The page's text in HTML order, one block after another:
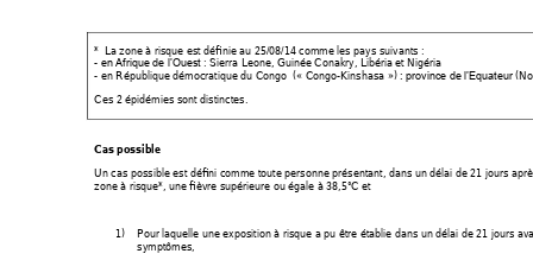
*  La zone à risque est définie au 25/08/14 comme les pays suivants :
- en Afrique de l’Ouest : Sierra Leone, Guinée Conakry, Libéria et Nigéria
- en République démocratique du Congo (« Congo-Kinshasa ») : province de l’Equateur
Ces 2 épidémies sont distinctes.
Cas possible
Un cas possible est défini comme toute personne présentant, dans un délai de 21 jours
zone à risque*, une fièvre supérieure ou égale à 38,5°C et
1) Pour laquelle une exposition à risque a pu être établie dans un délai de 21 jours
symptômes,